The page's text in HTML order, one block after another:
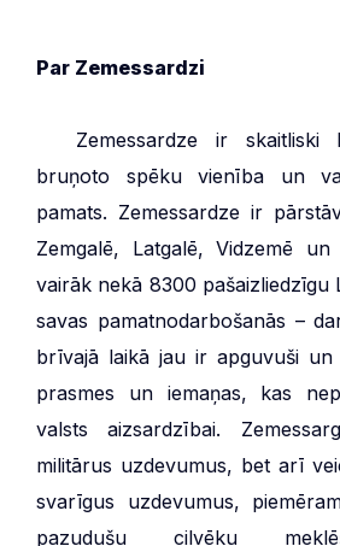
Par Zemessardzi
Zemessardze ir skaitliski
bruņoto spēku vienība un
pamats. Zemessardze ir
Zemgalē, Latgalē, Vidzemē un
vairāk nekā 8300 pašaizliedzīgu
savas pamatnodarbošanās –
brīvajā laikā jau ir apguvuši un
prasmes un iemaņas, kas
valsts aizsardzībai.
militārus uzdevumus, bet arī
svarīgus uzdevumus,
pazudušu cilvēku